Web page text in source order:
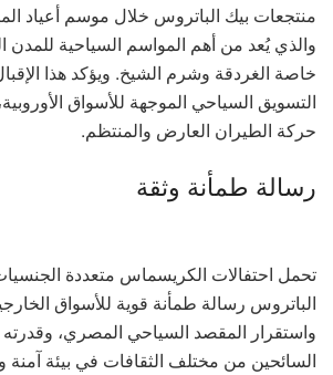
منتجعات بيك الباتروس خلال موسم أعياد
والذي يُعد من أهم المواسم السياحية للمدن
خاصة الغردقة وشرم الشيخ. ويؤكد هذا
التسويق السياحي الموجهة للأسواق
حركة الطيران العارض والمنتظم.
رسالة طمأنة وثقة
تحمل احتفالات الكريسماس متعددة
الباتروس رسالة طمأنة قوية للأسواق
واستقرار المقصد السياحي المصري،
السائحين من مختلف الثقافات في بيئة